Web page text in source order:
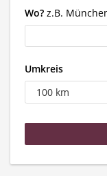
Wo? z.B.
Umkreis